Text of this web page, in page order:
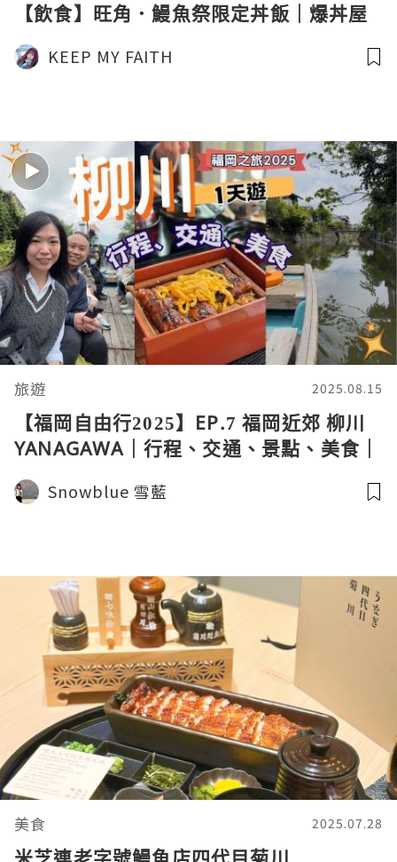
【飲食】旺角．鰻魚祭限定丼飯｜爆丼屋
KEEP MY FAITH
旅遊 2025.08.15
【福岡自由行2025】EP.7 福岡近郊 柳川
YANAGAWA｜行程、交通、景點、美食｜
遊船｜若松屋 蒸籠鰻魚飯
Snowblue 雪藍
美食 2025.07.28